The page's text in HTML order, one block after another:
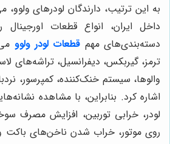
به این ترتیب، دارندگان لودرهای ولوو،
داخل ایران، انواع قطعات اورجینال
دسته‌بندی‌های مهم قطعات لودر ولوو
ترمز، گیربکس، دیفرانسیل، تراشه‌های
والوها، سیستم خنک‌کننده، کمپرسور،
اشاره کرد. بنابراین، با مشاهده
لودر، خرابی توربین، افزایش مصرف
روی موتور، خراب شدن ناخن‌های باکت